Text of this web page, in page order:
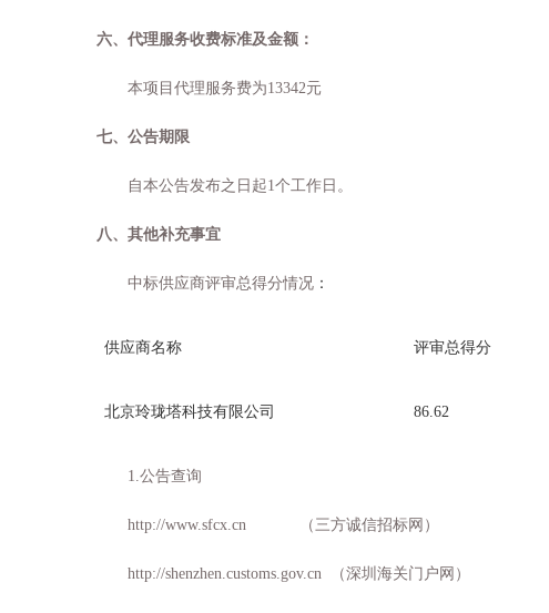
六、代理服务收费标准及金额：
本项目代理服务费为13342元
七、公告期限
自本公告发布之日起1个工作日 。
八、其他补充事宜
中标供应商评审总得分情况 ：
供应商名称 评审总得分
北京玲珑塔科技有限公司 86.62
1.公告查询
http://www.sfcx.cn （三方诚信招标网）
http://shenzhen.customs.gov.cn （深圳海关门户网）